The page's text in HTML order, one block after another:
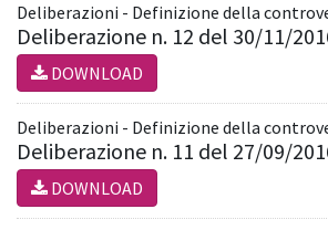
Deliberazioni - Definizione della
Deliberazione n. 12 del 30/11/
DOWNLOAD
Deliberazioni - Definizione della
Deliberazione n. 11 del 27/09/
DOWNLOAD